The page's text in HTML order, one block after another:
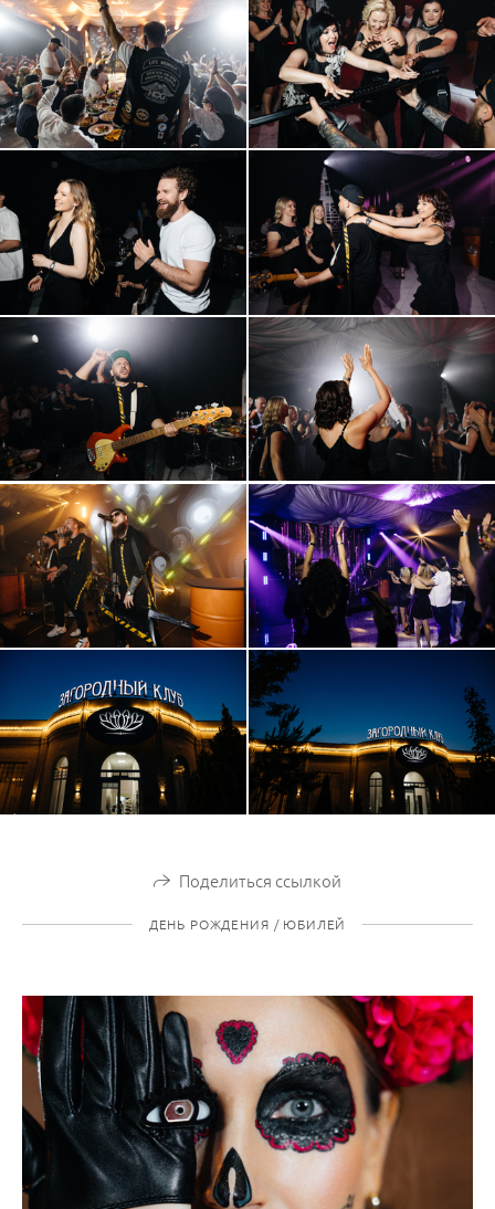
Поделиться ссылкой
ДЕНЬ РОЖДЕНИЯ / ЮБИЛЕЙ